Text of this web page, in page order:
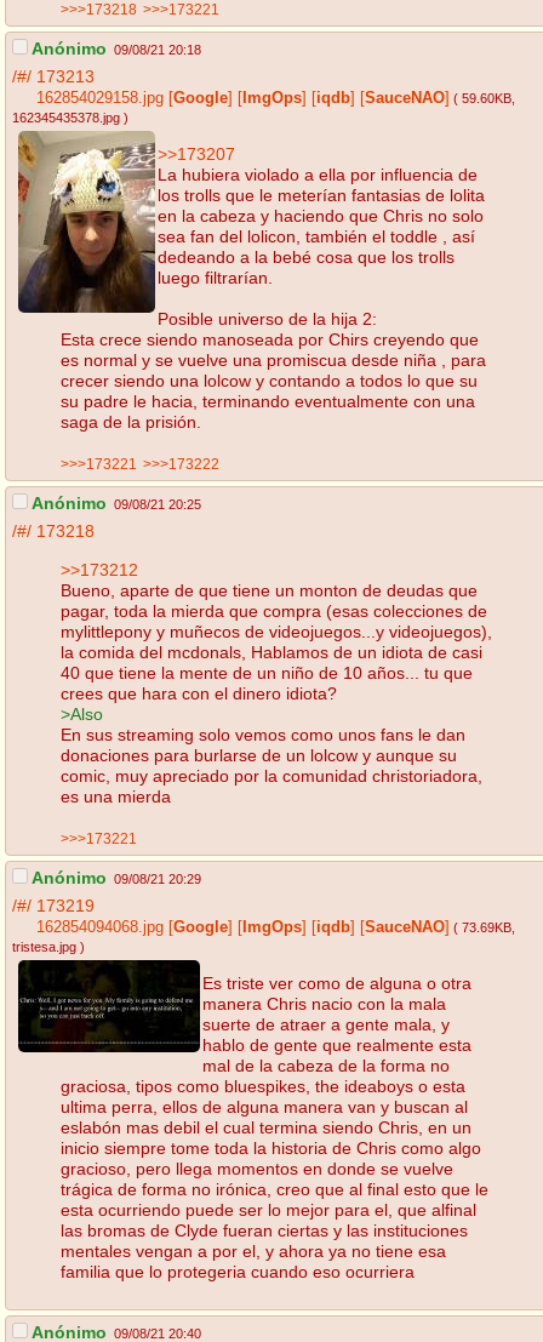
>>>173218 >>>173221
Anónimo 09/08/21 20:18
/#/ 173213
162854029158.jpg Google ImgOps iqdb SauceNAO ( 59.60KB
162345435378.jpg )
>>173207
La hubiera violado a ella por influencia de
los trolls que le meterían fantasias de lolita
en la cabeza y haciendo que Chris no solo
sea fan del lolicon, también el toddle , así
dedeando a la bebé cosa que los trolls
luego filtrarían.
Posible universo de la hija 2:
Esta crece siendo manoseada por Chirs creyendo que
es normal y se vuelve una promiscua desde niña , para
crecer siendo una lolcow y contando a todos lo que su
su padre le hacia, terminando eventualmente con una
saga de la prisión.
>>>173221 >>>173222
Anónimo 09/08/21 20:25
/#/ 173218
>>173212
Bueno, aparte de que tiene un monton de deudas que
pagar, toda la mierda que compra (esas colecciones de
mylittlepony y muñecos de videojuegos...y videojuegos),
la comida del mcdonals, Hablamos de un idiota de casi
40 que tiene la mente de un niño de 10 años... tu que
crees que hara con el dinero idiota?
>Also
En sus streaming solo vemos como unos fans le dan
donaciones para burlarse de un lolcow y aunque su
comic, muy apreciado por la comunidad christoriadora,
es una mierda
>>>173221
Anónimo 09/08/21 20:29
/#/ 173219
162854094068.jpg Google ImgOps iqdb SauceNAO ( 73.69KB
tristesa.jpg )
Es triste ver como de alguna o otra
manera Chris nacio con la mala
suerte de atraer a gente mala, y
hablo de gente que realmente esta
mal de la cabeza de la forma no
graciosa, tipos como bluespikes, the ideaboys o esta
ultima perra, ellos de alguna manera van y buscan al
eslabón mas debil el cual termina siendo Chris, en un
inicio siempre tome toda la historia de Chris como algo
gracioso, pero llega momentos en donde se vuelve
trágica de forma no irónica, creo que al final esto que le
esta ocurriendo puede ser lo mejor para el, que alfinal
las bromas de Clyde fueran ciertas y las instituciones
mentales vengan a por el, y ahora ya no tiene esa
familia que lo protegeria cuando eso ocurriera
Anónimo 09/08/21 20:40